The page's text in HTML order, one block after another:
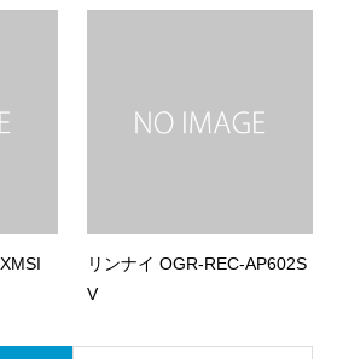
リンナイ OGR-REC-AP602S
V